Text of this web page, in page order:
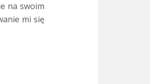
na swoim
mi się